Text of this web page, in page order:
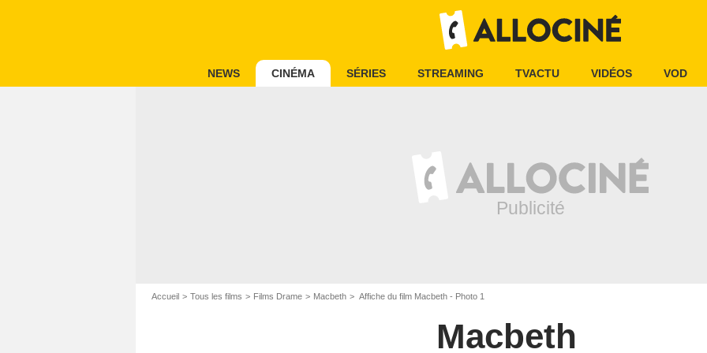
NEWS CINÉMA SÉRIES STREAMING TVACTU VIDÉOS VOD
Accueil Tous les films Films Drame Macbeth Affiche du film Macbeth - Photo 1
Macbeth